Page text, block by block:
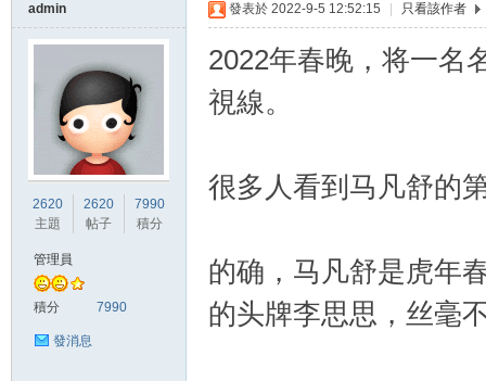
admin
2620
主題
2620
帖子
7990
積分
管理員
積分 7990
發消息
發表於 2022-9-5 12:52:15 只看該作者
2022年春晚，将一名
視線。
很多人看到马凡舒的
的确，马凡舒是虎年
的头牌李思思，丝毫